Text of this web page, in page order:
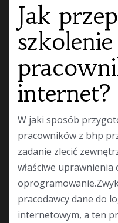
Jak
internet?
W jaki sposób
pracowników z bhp
zadanie zlecić
właściwe uprawnienia
pracodawcy dane do
internetowym, a ten